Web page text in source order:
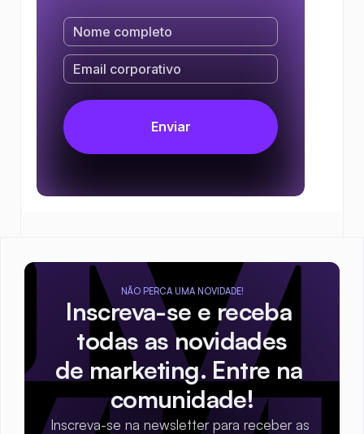
NÃO PERCA UMA NOVIDADE!
Inscreva-se e receba
todas as novidades
de marketing. Entre na
comunidade!
Inscreva-se na newsletter para receber as